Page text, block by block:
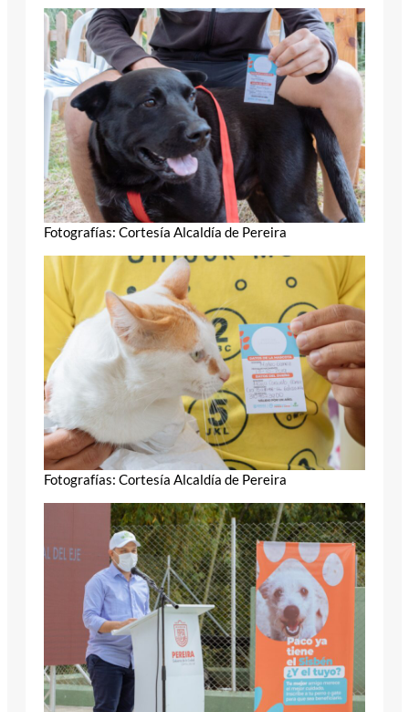
Fotografías: Cortesía Alcaldía de Pereira
Fotografías: Cortesía Alcaldía de Pereira